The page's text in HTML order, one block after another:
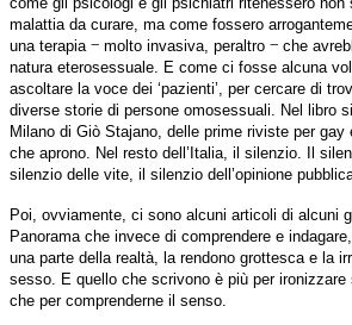
malattia da curare, ma come fossero
una terapia ‒ molto invasiva, peraltro ‒ che
natura eterosessuale. E come ci fosse alcuna
ascoltare la voce dei ‘pazienti’, per cercare di
diverse storie di persone omosessuali. Nel libro
Milano di Giò Stajano, delle prime riviste per gay
che aprono. Nel resto dell’Italia, il silenzio. Il
silenzio delle vite, il silenzio dell’opinione
Poi, ovviamente, ci sono alcuni articoli di alcuni
Panorama che invece di comprendere e
una parte della realtà, la rendono grottesca e la
sesso. E quello che scrivono è più per
che per comprenderne il senso.